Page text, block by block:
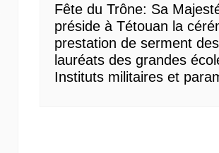
Fête du Trône: Sa
préside à Tétouan la
prestation de serment
lauréats des grandes
Instituts militaires et